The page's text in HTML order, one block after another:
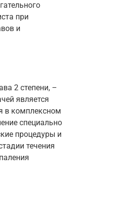
при
и
2 степени, –
является
в комплексном
специально
процедуры и
течения